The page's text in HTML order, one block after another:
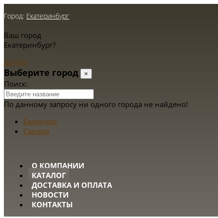
Город: Екатеринбург
Ваш город
Екатеринбург?
Да Нет
Выберите город ×
Поиск:
По данному запросу ни одного города не найдено!
Балаково
Самара
О КОМПАНИИ
КАТАЛОГ
ДОСТАВКА И ОПЛАТА
НОВОСТИ
КОНТАКТЫ